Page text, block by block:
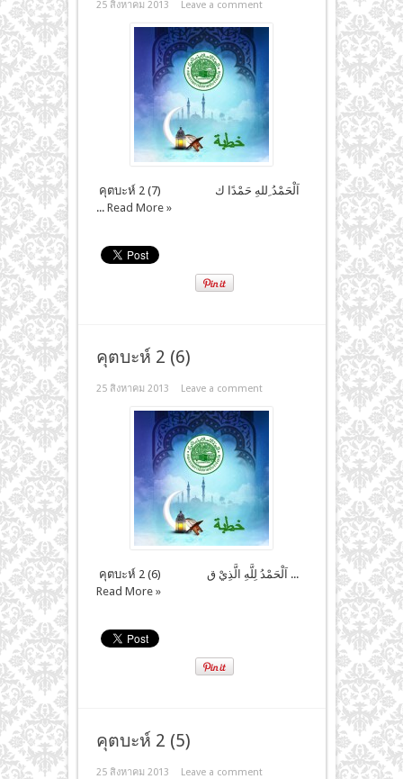
25 สิงหาคม 2013 Leave a comment
คุตบะห์ 2 (7) اَلْحَمْدُ ِللهِ حَمْدًا ك
... Read More »
คุตบะห์ 2 (6)
25 สิงหาคม 2013 Leave a comment
คุตบะห์ 2 (6) اَلْحَمْدُ لِلَّهِ الَّذِيْ ق ...
Read More »
คุตบะห์ 2 (5)
25 สิงหาคม 2013 Leave a comment